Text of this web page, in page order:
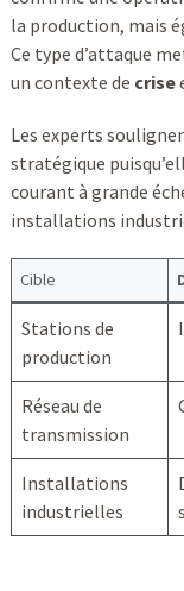
la production, mais
Ce type d’attaque
un contexte de crise
Les experts
stratégique
courant à grande
installations
Cible
Stations de
production
Réseau de
transmission
Installations
industrielles